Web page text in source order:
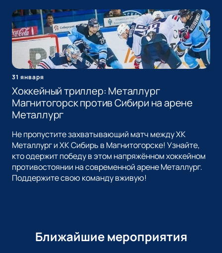
31 января
Хоккейный триллер: Металлург
Магнитогорск против Сибири на арене
Металлург
Не пропустите захватывающий матч между ХК
Металлург и ХК Сибирь в Магнитогорске! Узнайте,
кто одержит победу в этом напряжённом хоккейном
противостоянии на современной арене Металлург.
Поддержите свою команду вживую!
Ближайшие мероприятия